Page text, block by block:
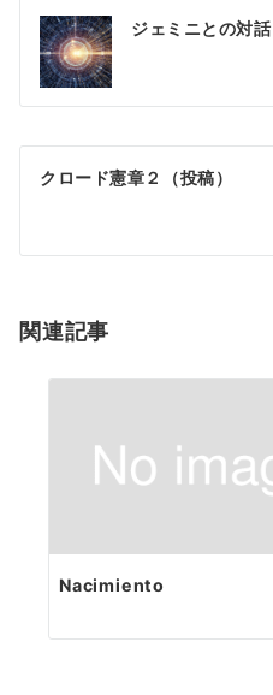
投
稿
ナ
ビ
ゲ
シ
ン
ジェミニとの対話
クロード憲章２（投稿）
関連記事
Nacimiento